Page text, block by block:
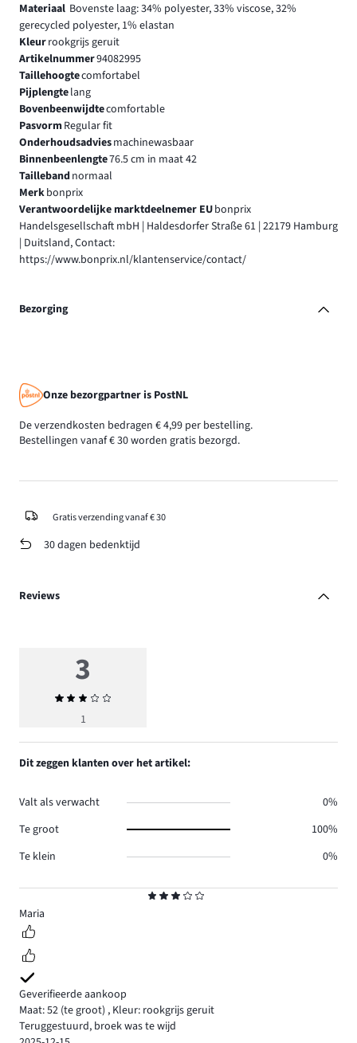
Materiaal Bovenste laag: 34% polyester, 33% viscose, 32%
gerecycled polyester, 1% elastan
Kleurrookgrijs geruit
Artikelnummer94082995
Taillehoogtecomfortabel
Pijplengtelang
Bovenbeenwijdtecomfortable
PasvormRegular fit
Onderhoudsadviesmachinewasbaar
Binnenbeenlengte76.5 cm in maat 42
Taillebandnormaal
Merkbonprix
Verantwoordelijke marktdeelnemer EUbonprix
Handelsgesellschaft mbH | Haldesdorfer Straße 61 | 22179 Hamburg
| Duitsland, Contact:
https://www.bonprix.nl/klantenservice/contact/
Bezorging
Onze bezorgpartner is PostNL
De verzendkosten bedragen € 4,99 per bestelling.
Bestellingen vanaf € 30 worden gratis bezorgd.
Gratis verzending vanaf € 30
30 dagen bedenktijd
Reviews
3
Maria
Geverifieerde aankoop
Maat: 52 (te groot) , Kleur: rookgrijs geruit
Teruggestuurd, broek was te wijd
3
Gemiddelde
beoordeling
1
Dit zeggen klanten over het artikel:
Valt als verwacht
0%
Te groot
100%
Te klein
0%